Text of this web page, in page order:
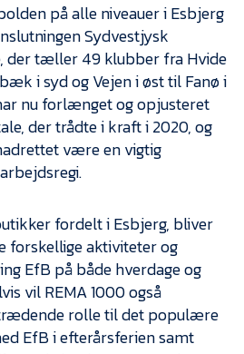
på alle niveauer i Esbjerg
Sydvestjysk
der tæller 49 klubber fra Hvide
i syd og Vejen i øst til Fanø i
nu forlænget og opjusteret
der trådte i kraft i 2020, og
være en vigtig
fordelt i Esbjerg, bliver
forskellige aktiviteter og
EfB på både hverdage og
vil REMA 1000 også
rolle til det populære
EfB i efterårsferien samt